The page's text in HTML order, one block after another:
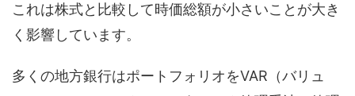
これは株式と比較して時価総額が小さいことが大き
く影響しています。
多くの地方銀行はポートフォリオをVAR（バリュ